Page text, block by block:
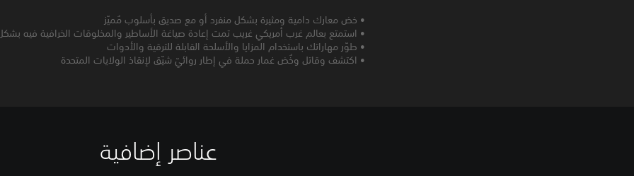
• خض معارك دامية ومثيرة بشكل منفرد أو مع صديق بأسلوب مُميّز
• استمتع بعالم غرب أمريكي غريب تمت إعادة صياغة الأساطير والمخلوقات الخرافية فيه
• طوّر مهاراتك باستخدام المزايا والأسلحة القابلة للترقية والأدوات
• اكتشف وقاتل وخُض غمار حملة في إطار روائيّ شيّق لإنقاذ الولايات المتحدة
عناصر إضافية